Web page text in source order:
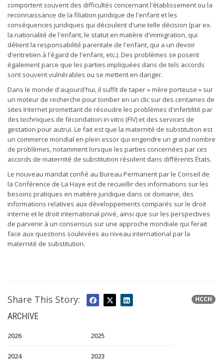
comportent souvent des difficultés concernant l'établissement ou la
reconnaissance de la filiation juridique de l'enfant et les
conséquences juridiques qui découlent d'une telle décision (par ex.
la nationalité de l'enfant, le statut en matière d'immigration, qui
détient la responsabilité parentale de l'enfant, qui a un devoir
d'entretien à l'égard de l'enfant, etc.). Des problèmes se posent
également parce que les parties impliquées dans de tels accords
sont souvent vulnérables ou se mettent en danger.
Dans le monde d'aujourd'hui, il suffit de taper « mère porteuse » sur
un moteur de recherche pour tomber en un clic sur des centaines de
sites Internet promettant de résoudre les problèmes d'infertilité par
des techniques de fécondation in vitro (FIV) et des services de
gestation pour autrui. Le fait est que la maternité de substitution est
un commerce mondial en plein essor qui engendre un grand nombre
de problèmes, notamment lorsque les parties concernées par ces
accords de maternité de substitution résident dans différents États.
Le nouveau mandat confié au Bureau Permanent par le Conseil de
la Conférence de La Haye est de recueillir des informations sur les
besoins pratiques en matière juridique dans ce domaine, des
informations relatives aux développements comparés sur le droit
interne et le droit international privé, ainsi que sur les perspectives
de parvenir à un consensus sur une approche mondiale qui ferait
face aux questions soulevées au niveau international par la
maternité de substitution.
HCCH
Share This Story:
ARCHIVE
2026 2025
2024 2023